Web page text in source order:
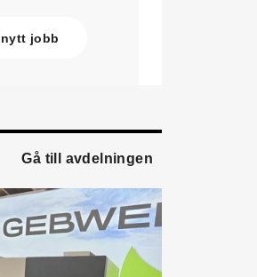
på
är ny
Han
där
för
och
jobb
Gå till avdelningen